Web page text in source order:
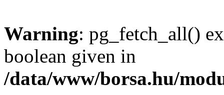
Warning: pg_fetch_all()
boolean given in
/data/www/borsa.hu/